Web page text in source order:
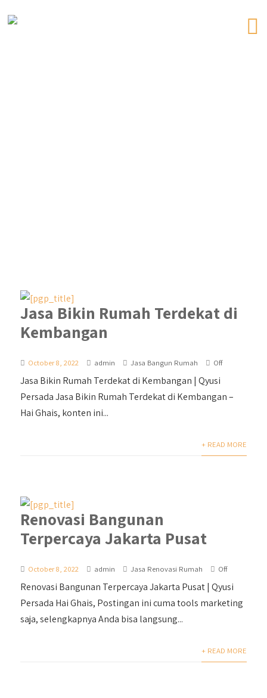
Jasa Bikin Rumah Terdekat di
Kembangan
October 8, 2022 admin Jasa Bangun Rumah Off
Jasa Bikin Rumah Terdekat di Kembangan | Qyusi
Persada Jasa Bikin Rumah Terdekat di Kembangan –
Hai Ghais, konten ini...
+ READ MORE
Renovasi Bangunan
Terpercaya Jakarta Pusat
October 8, 2022 admin Jasa Renovasi Rumah Off
Renovasi Bangunan Terpercaya Jakarta Pusat | Qyusi
Persada Hai Ghais, Postingan ini cuma tools marketing
saja, selengkapnya Anda bisa langsung...
+ READ MORE